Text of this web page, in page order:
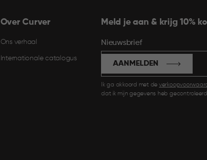
Over Curver
Ons verhaal
Internationale catalogus
Meld je aan & krijg 10%
Nieuwsbrief
Ik ga akkoord met de
dat ik mijn gegevens heb
AANMELDEN